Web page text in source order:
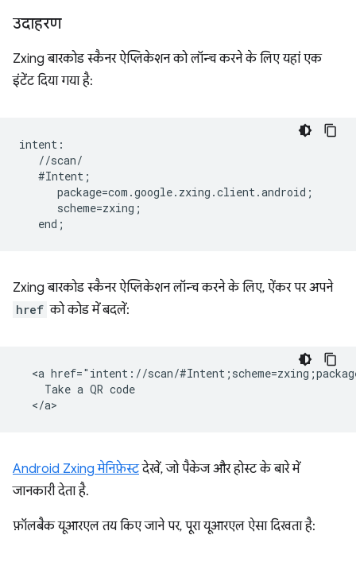
उदाहरण
Zxing बारकोड स्कैनर ऐप्लिकेशन को लॉन्च करने के लिए यहां एक
इंटेंट दिया गया है:
intent:
   //scan/
   #Intent;
      package=com.google.zxing.client.android;
      scheme=zxing;
Zxing बारकोड स्कैनर ऐप्लिकेशन लॉन्च करने के लिए, ऐंकर पर अपने
href को कोड में बदलें:
<a href="intent://scan/
    Take a QR code
Android Zxing मेनिफ़ेस्टदेखें, जो पैकेज और होस्ट के बारे में
जानकारी देता है.
फ़ॉलबैक यूआरएल तय किए जाने पर, पूरा यूआरएल ऐसा दिखता है: